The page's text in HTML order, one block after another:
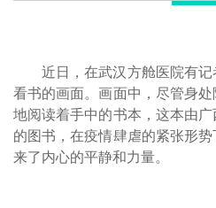
近日，在武汉方舱医院有
看书的画面。画面中，尽管身
地阅读着手中的书本，这本由
的图书，在疫情肆虐的紧张形
来了内心的平静和力量。